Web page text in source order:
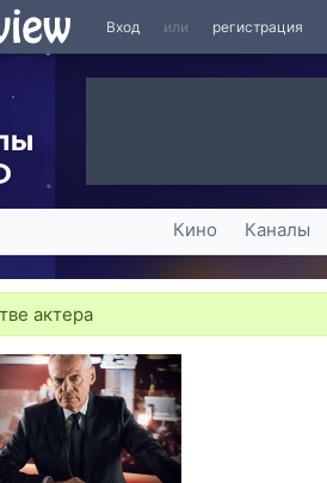
Вход или регистрация
Кино Каналы
актера